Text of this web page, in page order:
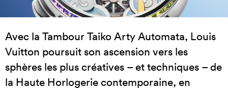
Avec la Tambour Taiko Arty Automata, Louis
Vuitton poursuit son ascension vers les
sphères les plus créatives – et techniques – de
la Haute Horlogerie contemporaine, en